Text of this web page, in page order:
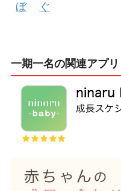
ぼ
ぐ
一期一名の関連アプリ